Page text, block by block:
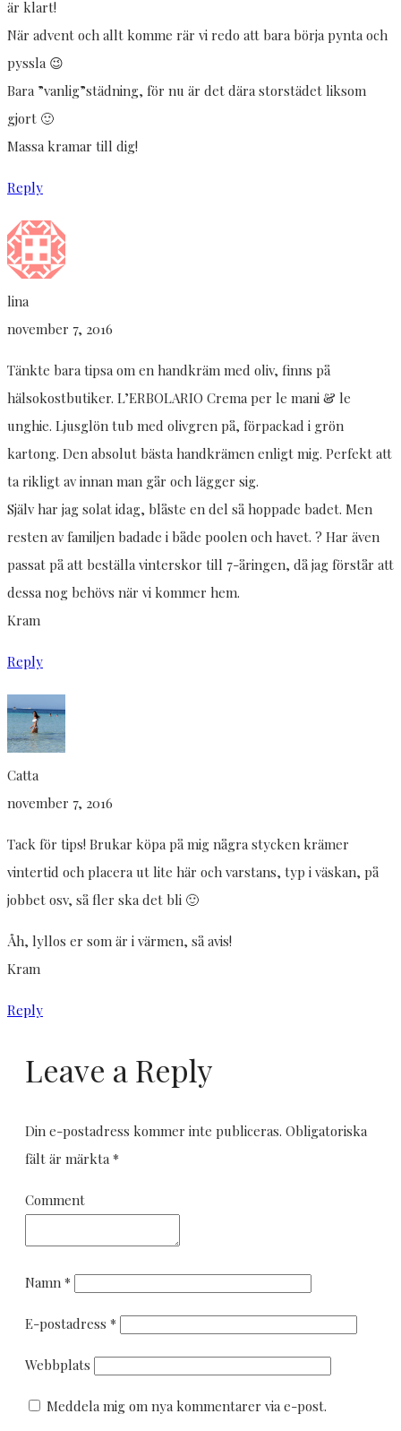
är klart!
När advent och allt komme rär vi redo att bara börja pynta och
pyssla 😉
Bara ”vanlig”städning, för nu är det dära storstädet liksom
gjort 🙂
Massa kramar till dig!
Reply
lina
november 7, 2016
Tänkte bara tipsa om en handkräm med oliv, finns på
hälsokostbutiker. L’ERBOLARIO Crema per le mani & le
unghie. Ljusglön tub med olivgren på, förpackad i grön
kartong. Den absolut bästa handkrämen enligt mig. Perfekt att
ta rikligt av innan man går och lägger sig.
Själv har jag solat idag, blåste en del så hoppade badet. Men
resten av familjen badade i både poolen och havet. ? Har även
passat på att beställa vinterskor till 7-åringen, då jag förstår att
dessa nog behövs när vi kommer hem.
Kram
Reply
Catta
november 7, 2016
Tack för tips! Brukar köpa på mig några stycken krämer
vintertid och placera ut lite här och varstans, typ i väskan, på
jobbet osv, så fler ska det bli 🙂
Åh, lyllos er som är i värmen, så avis!
Kram
Reply
Leave a Reply
Din e-postadress kommer inte publiceras. Obligatoriska
fält är märkta*
Comment
Namn *
E-postadress *
Webbplats
Meddela mig om nya kommentarer via e-post.